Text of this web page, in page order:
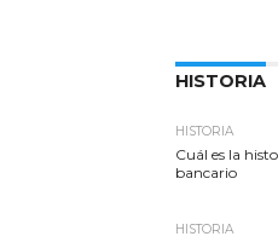
HISTORIA
HISTORIA
Cuál es la
bancario
HISTORIA